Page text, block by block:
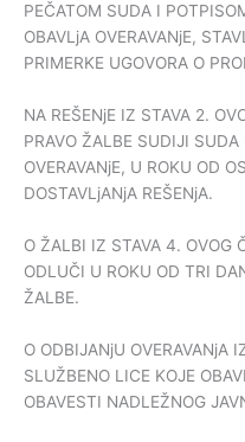
PEČATOM SUDA I
OBAVLjA OVERAVANjE,
PRIMERKE UGOVORA O
NA REŠENjE IZ STAVA 2.
PRAVO ŽALBE SUDIJI
OVERAVANjE, U ROKU OD
DOSTAVLjANjA REŠENjA.
O ŽALBI IZ STAVA 4. OVOG
ODLUČI U ROKU OD TRI
ŽALBE.
O ODBIJANjU OVERAVANjA
SLUŽBENO LICE KOJE
OBAVESTI NADLEŽNOG